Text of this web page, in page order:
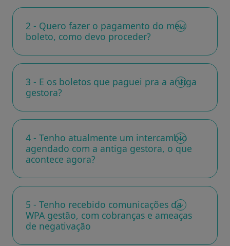
2 - Quero fazer o pagamento do meu
boleto, como devo proceder?
3 - E os boletos que paguei pra a antiga
gestora?
4 - Tenho atualmente um intercambio
agendado com a antiga gestora, o que
acontece agora?
5 - Tenho recebido comunicações da
WPA gestão, com cobranças e ameaças
de negativação